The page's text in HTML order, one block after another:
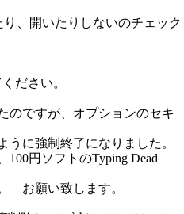
、開いたりしないのチェック
ださい。
ですが、オプションのセキ
に強制終了になりました。
円ソフトのTyping Dead
お願い致します。